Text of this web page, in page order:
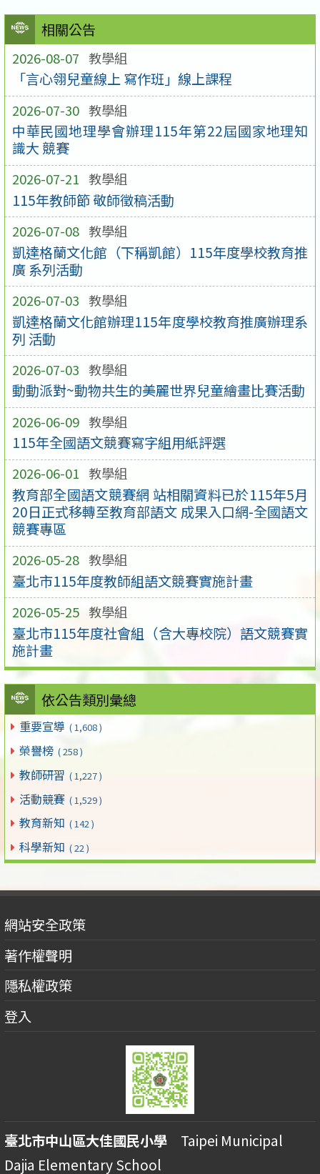
相關公告
2026-08-07 教學組
「言心翎兒童線上 寫作班」線上課程
2026-07-30 教學組
中華民國地理學會辦理115年第22屆國家地理知
識大 競賽
2026-07-21 教學組
115年教師節 敬師徵稿活動
2026-07-08 教學組
凱達格蘭文化館（下稱凱館）115年度學校教育推
廣 系列活動
2026-07-03 教學組
凱達格蘭文化館辦理115年度學校教育推廣辦理系
列 活動
2026-07-03 教學組
動動派對~動物共生的美麗世界兒童繪畫比賽活動
2026-06-09 教學組
115年全國語文競賽寫字組用紙評選
2026-06-01 教學組
教育部全國語文競賽網 站相關資料已於115年5月
20日正式移轉至教育部語文 成果入口網-全國語文
競賽專區
2026-05-28 教學組
臺北市115年度教師組語文競賽實施計畫
2026-05-25 教學組
臺北市115年度社會組（含大專校院）語文競賽實
施計畫
依公告類別彙總
重要宣導 ( 1,608 )
榮譽榜 ( 258 )
教師研習 ( 1,227 )
活動競賽 ( 1,529 )
教育新知 ( 142 )
科學新知 ( 22 )
網站安全政策
著作權聲明
隱私權政策
登入
臺北市中山區大佳國民小學 Taipei Municipal
Dajia Elementary School